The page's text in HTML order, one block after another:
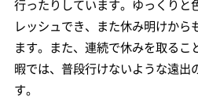
行ったりしています。ゆっくりと
レッシュでき、また休み明けから
ます。また、連続で休みを取るこ
暇では、普段行けないような遠出
す。